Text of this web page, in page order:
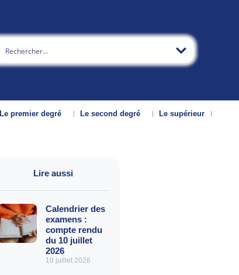
Le premier degré Le second degré
Le supérieur
Lire aussi
Calendrier des
examens :
compte rendu
du 10 juillet
2026
10 juillet 2026